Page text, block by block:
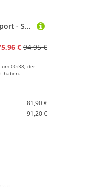
Teva - Women's Tirra Sport - Sandalen Gr 37 braun
€ 94,95 €
00:38; der
haben.
81,90 €
91,20 €